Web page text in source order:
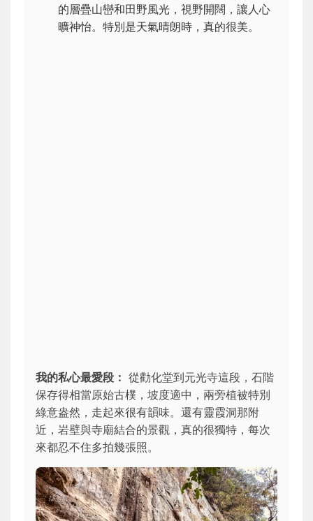
的層疊山巒和田野風光，視野開闊，讓人心
曠神怡。特別是天氣晴朗時，真的很美。
我的私心最愛段： 從勸化堂到元光寺這段，石階
保存得相當原始古樸，坡度適中，兩旁植被特別
綠意盎然，走起來很有韻味。還有靈霞洞那附
近，岩壁與寺廟結合的景觀，真的很獨特，每次
來都忍不住多拍幾張照。